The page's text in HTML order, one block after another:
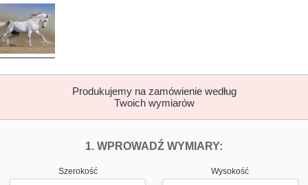
Produkujemy na zamówienie według
Twoich wymiarów
1. WPROWADŹ WYMIARY:
Szerokość Wysokość